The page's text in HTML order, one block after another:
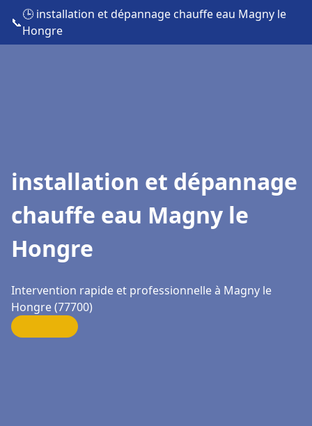
📞
🕒 installation et dépannage chauffe eau Magny le
Hongre
installation et dépannage
chauffe eau Magny le
Hongre
Intervention rapide et professionnelle à Magny le
Hongre (77700)